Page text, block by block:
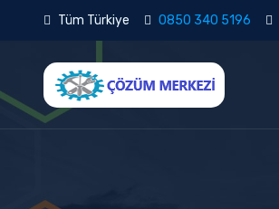
Tüm Türkiye 0850 340 5196